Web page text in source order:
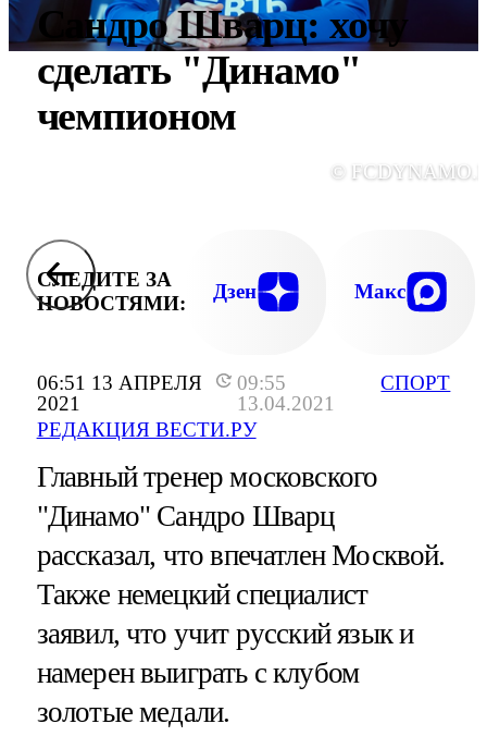
06:51 13 АПРЕЛЯ
2021
09:55
13.04.2021
РЕДАКЦИЯ ВЕСТИ.РУ
СПОРТ
Сандро Шварц: хочу
сделать "Динамо"
чемпионом
©
СЛЕДИТЕ ЗА
НОВОСТЯМИ:
Дзен Макс
Главный тренер московского
"Динамо" Сандро Шварц
рассказал, что впечатлен Москвой.
Также немецкий специалист
заявил, что учит русский язык и
намерен выиграть с клубом
золотые медали.